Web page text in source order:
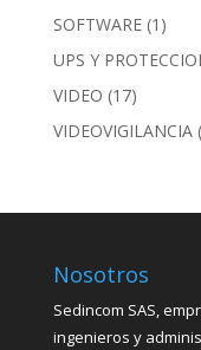
SOFTWARE (1)
UPS Y
VIDEO (17)
VIDEOVIGILANCIA
Nosotros
Sedincom SAS,
ingenieros y